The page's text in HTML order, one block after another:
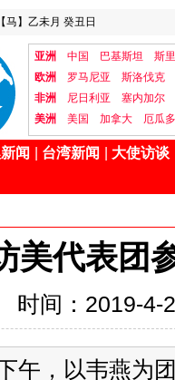
【马】乙未月 癸丑日
亚洲 中国 巴基斯坦
斯
欧洲
罗马尼亚
斯洛伐克
非洲
尼日利亚
塞内加尔
美洲
美国 加拿大 厄瓜
闻 台湾新闻 大使访谈
美代表团
时间：2019-4-
午，以韦燕为